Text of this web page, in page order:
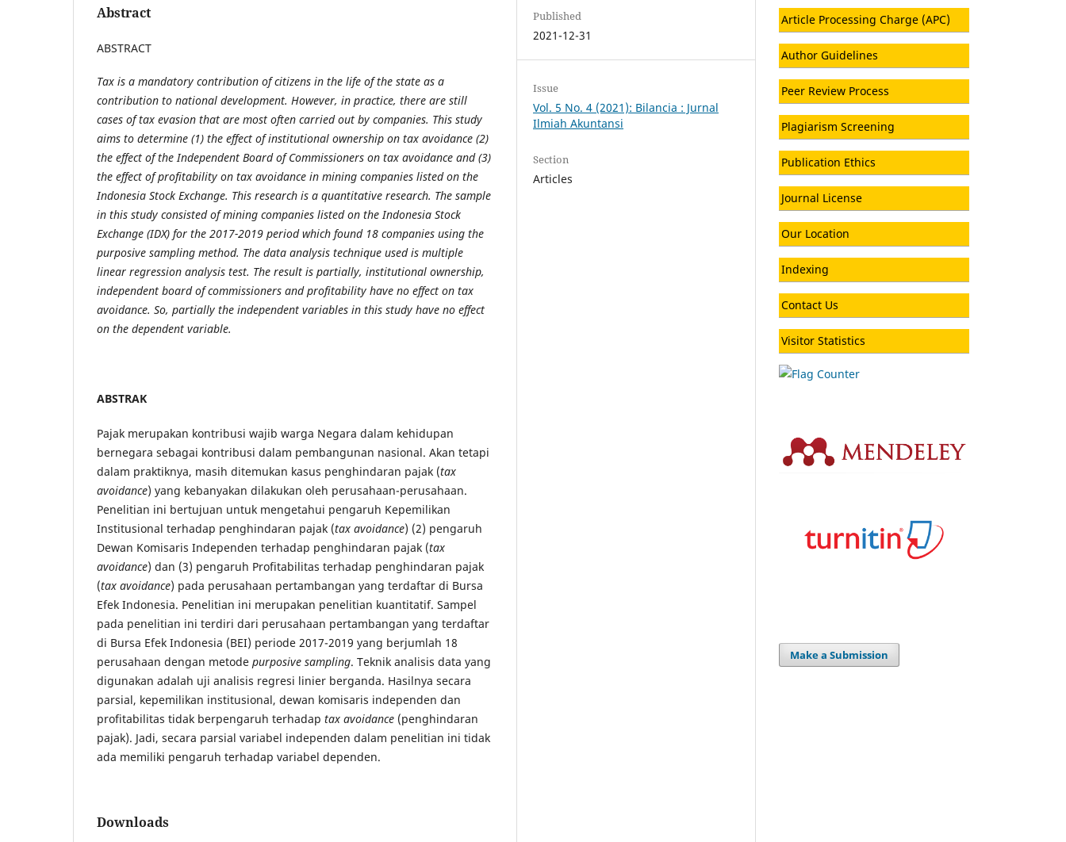
Abstract
ABSTRACT
Tax is a mandatory contribution of citizens in the life of the state as a
contribution to national development. However, in practice, there are still
cases of tax evasion that are most often carried out by companies. This study
aims to determine (1) the effect of institutional ownership on tax avoidance (2)
the effect of the Independent Board of Commissioners on tax avoidance and (3)
the effect of profitability on tax avoidance in mining companies listed on the
Indonesia Stock Exchange. This research is a quantitative research. The sample
in this study consisted of mining companies listed on the Indonesia Stock
Exchange (IDX) for the 2017-2019 period which found 18 companies using the
purposive sampling method. The data analysis technique used is multiple
linear regression analysis test. The result is partially, institutional ownership,
independent board of commissioners and profitability have no effect on tax
avoidance. So, partially the independent variables in this study have no effect
on the dependent variable.
ABSTRAK
Pajak merupakan kontribusi wajib warga Negara dalam kehidupan
bernegara sebagai kontribusi dalam pembangunan nasional. Akan tetapi
dalam praktiknya, masih ditemukan kasus penghindaran pajak (tax
avoidance) yang kebanyakan dilakukan oleh perusahaan-perusahaan.
Penelitian ini bertujuan untuk mengetahui pengaruh Kepemilikan
Institusional terhadap penghindaran pajak (tax avoidance) (2) pengaruh
Dewan Komisaris Independen terhadap penghindaran pajak (tax
avoidance) dan (3) pengaruh Profitabilitas terhadap penghindaran pajak
(tax avoidance) pada perusahaan pertambangan yang terdaftar di Bursa
Efek Indonesia. Penelitian ini merupakan penelitian kuantitatif. Sampel
pada penelitian ini terdiri dari perusahaan pertambangan yang terdaftar
di Bursa Efek Indonesia (BEI) periode 2017-2019 yang berjumlah 18
perusahaan dengan metode purposive sampling. Teknik analisis data yang
digunakan adalah uji analisis regresi linier berganda. Hasilnya secara
parsial, kepemilikan institusional, dewan komisaris independen dan
profitabilitas tidak berpengaruh terhadap tax avoidance (penghindaran
pajak). Jadi, secara parsial variabel independen dalam penelitian ini tidak
ada memiliki pengaruh terhadap variabel dependen.
Downloads
Published
2021-12-31
Issue
Vol. 5 No. 4 (2021): Bilancia : Jurnal
Ilmiah Akuntansi
Section
Articles
Article Processing Charge (APC)
Author Guidelines
Peer Review Process
Plagiarism Screening
Publication Ethics
Journal License
Our Location
Indexing
Contact Us
Visitor Statistics
Make a Submission